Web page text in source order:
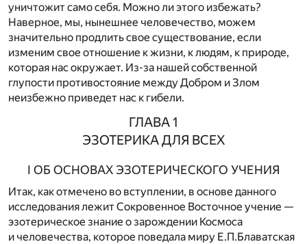
уничтожит само себя. Можно ли этого избежать?
Наверное, мы, нынешнее человечество, можем
значительно продлить свое существование, если
изменим свое отношение к жизни, к людям, к природе,
которая нас окружает. Из-за нашей собственной
глупости противостояние между Добром и Злом
неизбежно приведет нас к гибели.
ГЛАВА 1
ЭЗОТЕРИКА ДЛЯ ВСЕХ
I ОБ ОСНОВАХ ЭЗОТЕРИЧЕСКОГО УЧЕНИЯ
Итак, как отмечено во вступлении, в основе данного
исследования лежит Сокровенное Восточное учение —
эзотерическое знание о зарождении Космоса
и человечества, которое поведала миру Е.П.Блаватская